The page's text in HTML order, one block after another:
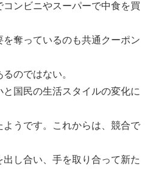
ンビニやスーパーで中食を買
奪っているのも共通クーポン
のではない。
と国民の生活スタイルの変化に
うです。これからは、競合で
し合い、手を取り合って新た